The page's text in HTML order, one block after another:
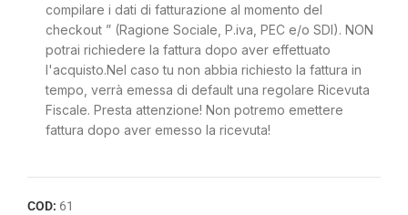
compilare i dati di fatturazione al momento del
checkout ” (Ragione Sociale, P.iva, PEC e/o SDI). NON
potrai richiedere la fattura dopo aver effettuato
l'acquisto.Nel caso tu non abbia richiesto la fattura in
tempo, verrà emessa di default una regolare Ricevuta
Fiscale. Presta attenzione! Non potremo emettere
fattura dopo aver emesso la ricevuta!
COD: 61